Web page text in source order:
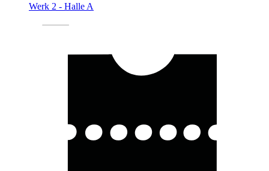
Werk 2 - Halle A